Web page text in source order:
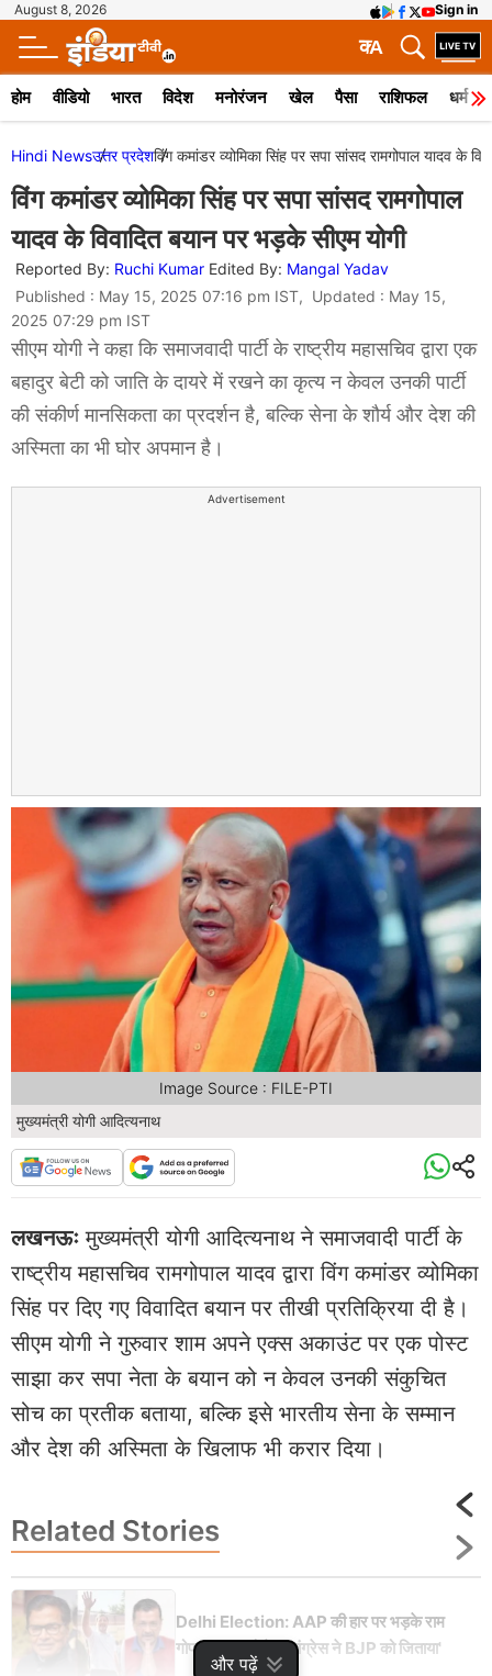
August 8, 2026 Sign in
A
क
होम वीडियो भारत विदेश मनोरंजन खेल पैसा राशिफल धर्म
और पढ़ें
Hindi Newsउत्तर प्रदेशविंग कमांडर व्योमिका सिंह पर सपा सांसद रामगोपाल यादव के
विंग कमांडर व्योमिका सिंह पर सपा सांसद रामगोपाल
यादव के विवादित बयान पर भड़के सीएम योगी
Reported By: Ruchi Kumar Edited By: Mangal Yadav
Published : May 15, 2025 07:16 pm IST, Updated : May 15,
2025 07:29 pm IST
सीएम योगी ने कहा कि समाजवादी पार्टी के राष्ट्रीय महासचिव द्वारा एक
बहादुर बेटी को जाति के दायरे में रखने का कृत्य न केवल उनकी पार्टी
की संकीर्ण मानसिकता का प्रदर्शन है, बल्कि सेना के शौर्य और देश की
अस्मिता का भी घोर अपमान है।
Advertisement
मुख्यमंत्री योगी आदित्यनाथ
Image Source : FILE-PTI
लखनऊः मुख्यमंत्री योगी आदित्यनाथ ने समाजवादी पार्टी के
राष्ट्रीय महासचिव रामगोपाल यादव द्वारा विंग कमांडर व्योमिका
सिंह पर दिए गए विवादित बयान पर तीखी प्रतिक्रिया दी है।
सीएम योगी ने गुरुवार शाम अपने एक्स अकाउंट पर एक पोस्ट
साझा कर सपा नेता के बयान को न केवल उनकी संकुचित
सोच का प्रतीक बताया, बल्कि इसे भारतीय सेना के सम्मान
और देश की अस्मिता के खिलाफ भी करार दिया।
Related Stories
Delhi Election: AAP की हार पर भड़के राम
गोपाल यादव, बोले- 'कांग्रेस ने BJP को जिताया'